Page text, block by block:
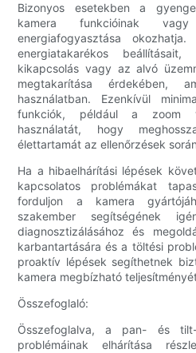
Bizonyos esetekben a
kamera funkcióinak
energiafogyasztása
energiatakarékos
kikapcsolás vagy az alvó
megtakarítása érdekében,
használatban. Ezenkívül
funkciók, például a zoom
használatát, hogy
élettartamát az ellenőrzések
Ha a hibaelhárítási lépések
kapcsolatos problémákat
forduljon a kamera
szakember segítségének
diagnosztizálásához és
karbantartására és a töltési
proaktív lépések segíthetnek
kamera megbízható
Összefoglaló:
Összefoglalva, a pan- és
problémáinak elhárítása